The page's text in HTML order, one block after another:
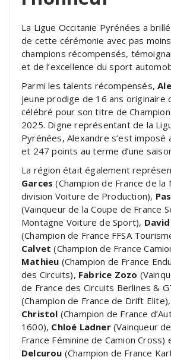
La Ligue Occitanie Pyrénées a
de cette cérémonie avec pas
champions récompensés,
et de l’excellence du sport
Parmi les talents récompensés,
jeune prodige de 16 ans originaire
célébré pour son titre de
2025. Digne représentant de la
Pyrénées, Alexandre s’est imposé
et 247 points au terme d’une
La région était également
Garces (Champion de France de la
division Voiture de Production),
(Vainqueur de la Coupe de France
Montagne Voiture de Sport),
(Champion de France FFSA
Calvet (Champion de France
Mathieu (Champion de France
des Circuits), Fabrice Zozo
de France des Circuits Berlines &
(Champion de France de Drift Elite),
Christol (Champion de France
1600), Chloé Ladner(Vainqueur
France Féminine de Camion
Delcurou (Champion de France